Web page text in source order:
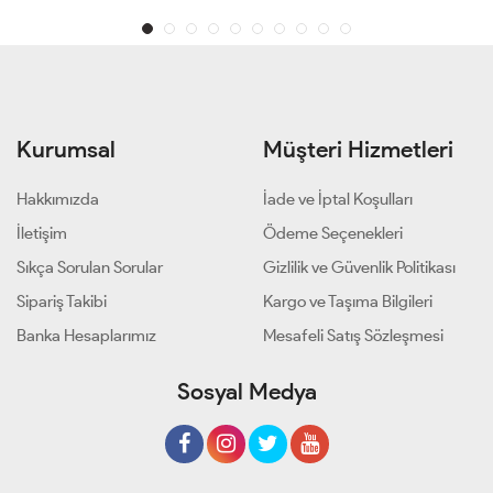
Kurumsal
Hakkımızda
İletişim
Sıkça Sorulan Sorular
Sipariş Takibi
Banka Hesaplarımız
Müşteri Hizmetleri
İade ve İptal Koşulları
Ödeme Seçenekleri
Gizlilik ve Güvenlik Politikası
Kargo ve Taşıma Bilgileri
Mesafeli Satış Sözleşmesi
Sosyal Medya